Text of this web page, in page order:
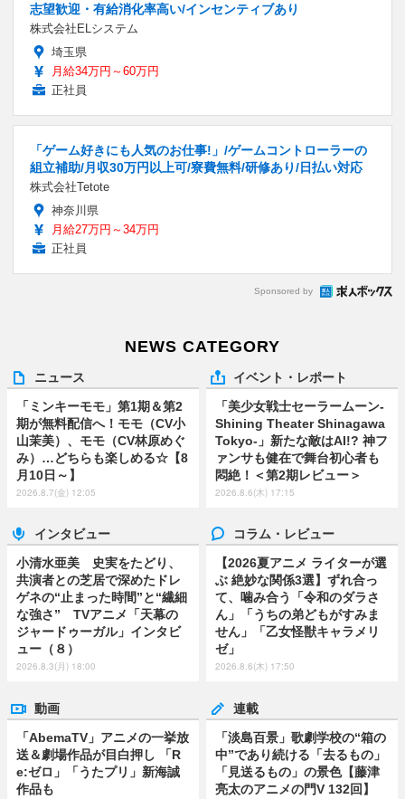
志望歓迎・有給消化率高い/インセンティブあり
株式会社ELシステム
埼玉県
月給34万円～60万円
正社員
「ゲーム好きにも人気のお仕事!」/ゲームコントローラーの
組立補助/月収30万円以上可/寮費無料/研修あり/日払い対応
株式会社Tetote
神奈川県
月給27万円～34万円
正社員
Sponsored by
NEWS CATEGORY
ニュース
「ミンキーモモ」第1期＆第2
期が無料配信へ！モモ（CV小
山茉美）、モモ（CV林原めぐ
み）…どちらも楽しめる☆【8
月10日～】
2026.8.7(金) 12:05
イベント・レポート
「美少女戦士セーラームーン-
Shining Theater Shinagawa
Tokyo-」新たな敵はAI!? 神フ
ァンサも健在で舞台初心者も
悶絶！＜第2期レビュー＞
2026.8.6(木) 17:15
インタビュー
小清水亜美 史実をたどり、
共演者との芝居で深めたドレ
ゲネの“止まった時間”と“繊細
な強さ” TVアニメ「天幕の
ジャードゥーガル」インタビ
ュー（８）
2026.8.3(月) 18:00
コラム・レビュー
【2026夏アニメ ライターが選
ぶ 絶妙な関係3選】ずれ合っ
て、噛み合う「令和のダラさ
ん」「うちの弟どもがすみま
せん」「乙女怪獣キャラメリ
ゼ」
2026.8.6(木) 17:50
動画
「AbemaTV」アニメの一挙放
送＆劇場作品が目白押し 「R
e:ゼロ」「うたプリ」新海誠
作品も
連載
「淡島百景」歌劇学校の“箱の
中”であり続ける「去るもの」
「見送るもの」の景色【藤津
亮太のアニメの門V 132回】